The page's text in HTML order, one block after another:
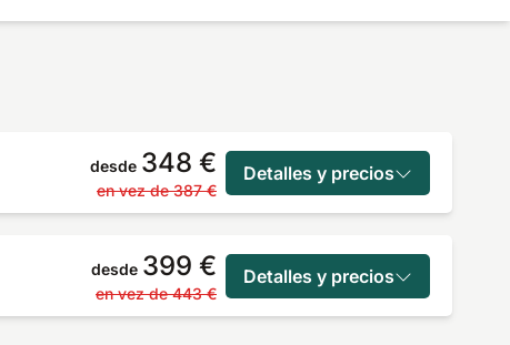
desde 348 €
en vez de 387 €
Detalles y precios
desde 399 €
en vez de 443 €
Detalles y precios